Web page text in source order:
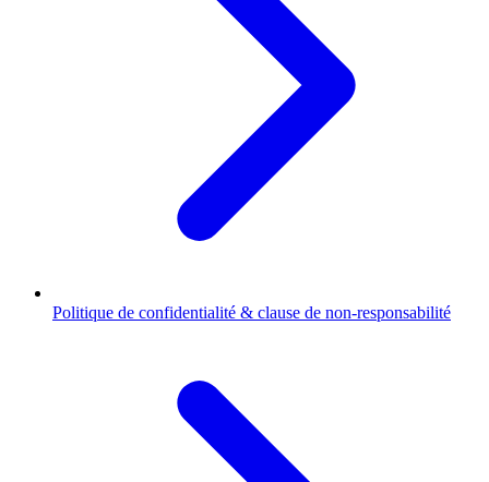
Politique de confidentialité & clause de non-responsabilité